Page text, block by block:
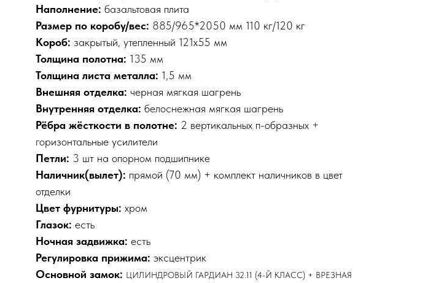
Наполнение: базальтовая плита
Размер по коробу/вес: 885/965*2050 мм 110 кг/120 кг
Короб: закрытый, утепленный 121х55 мм
Толщина полотна: 135 мм
Толщина листа металла: 1,5 мм
Внешняя отделка: черная мягкая шагрень
Внутренняя отделка: белоснежная мягкая шагрень
Рёбра жёсткости в полотне: 2 вертикальных п-образных +
горизонтальные усилители
Петли: 3 шт на опорном подшипнике
Наличник(вылет): прямой (70 мм) + комплект наличников в цвет
отделки
Цвет фурнитуры: хром
Глазок: есть
Ночная задвижка: есть
Регулировка прижима: эксцентрик
Основной замок: ЦИЛИНДРОВЫЙ ГАРДИАН 32.11 (4-Й КЛАСС) + ВРЕЗНАЯ